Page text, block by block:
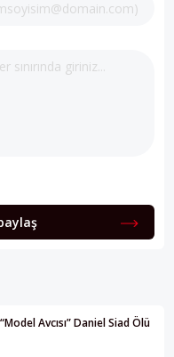
Avcısı” Daniel Siad Ölü